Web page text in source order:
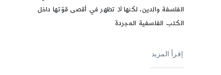
الفلسفة والدين، لكنها لا تظهر في أقصى قوّتها داخل
الكتب الفلسفية المجردة
إقرأ المزيد